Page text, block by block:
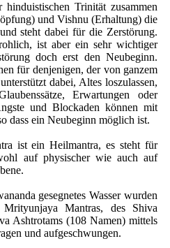
Trinität zusammen
und Vishnu (Erhaltung) die
steht dabei für die Zerstörung.
ist aber ein sehr wichtiger
doch erst den Neubeginn.
für denjenigen, der von ganzem
dabei, Altes loszulassen,
Erwartungen oder
und Blockaden können mit
dass ein Neubeginn möglich ist.
ist ein Heilmantra, es steht für
auf physischer wie auch auf
gesegnetes Wasser wurden
Mantras, des Shiva
Ashtrotams (108 Namen) mittels
und aufgeschwungen.